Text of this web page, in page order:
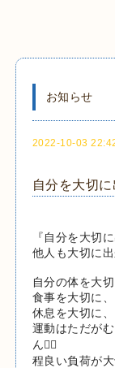
お知らせ
2022-10-03
自分を大切
『自分を大切
他人も大切に出
自分の体を大切
食事を大切に、
休息を大切に、
運動はただが
ん🙅‍♂️
程良い負荷が